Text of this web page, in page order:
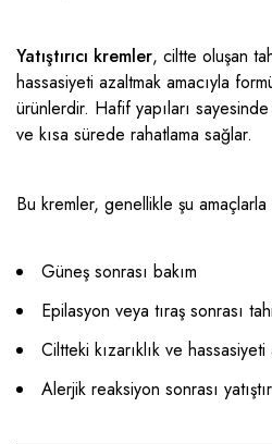
Yatıştırıcı kremler, ciltte oluşan
hassasiyeti azaltmak amacıyla
ürünlerdir. Hafif yapıları
ve kısa sürede rahatlama sağlar.
Bu kremler, genellikle şu amaçlarla
Güneş sonrası bakım
Epilasyon veya tıraş sonrası
Ciltteki kızarıklık ve hassasiyeti
Alerjik reaksiyon sonrası